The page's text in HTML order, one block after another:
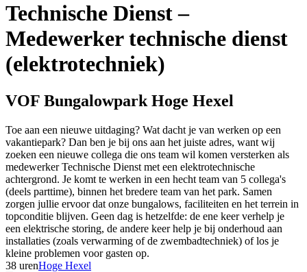
Technische Dienst –
Medewerker technische dienst
(elektrotechniek)
VOF Bungalowpark Hoge Hexel
Toe aan een nieuwe uitdaging? Wat dacht je van werken op een
vakantiepark? Dan ben je bij ons aan het juiste adres, want wij
zoeken een nieuwe collega die ons team wil komen versterken als
medewerker Technische Dienst met een elektrotechnische
achtergrond. Je komt te werken in een hecht team van 5 collega's
(deels parttime), binnen het bredere team van het park. Samen
zorgen jullie ervoor dat onze bungalows, faciliteiten en het terrein in
topconditie blijven. Geen dag is hetzelfde: de ene keer verhelp je
een elektrische storing, de andere keer help je bij onderhoud aan
installaties (zoals verwarming of de zwembadtechniek) of los je
kleine problemen voor gasten op.
38 urenHoge Hexel